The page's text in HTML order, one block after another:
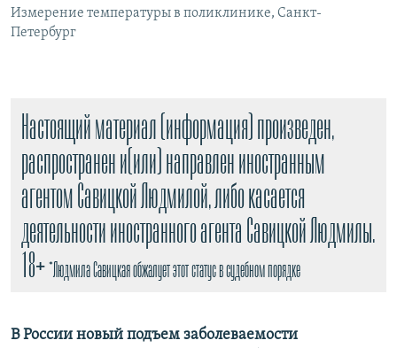
Все сайты РСЕ/РС
Измерение температуры в поликлинике, Санкт-
Петербург
Настоящий материал (информация) произведен,
распространен и(или) направлен иностранным
агентом Савицкой Людмилой, либо касается
деятельности иностранного агента Савицкой Людмилы.
18+*Людмила Савицкая обжалует этот статус в судебном порядке
В России новый подъем заболеваемости